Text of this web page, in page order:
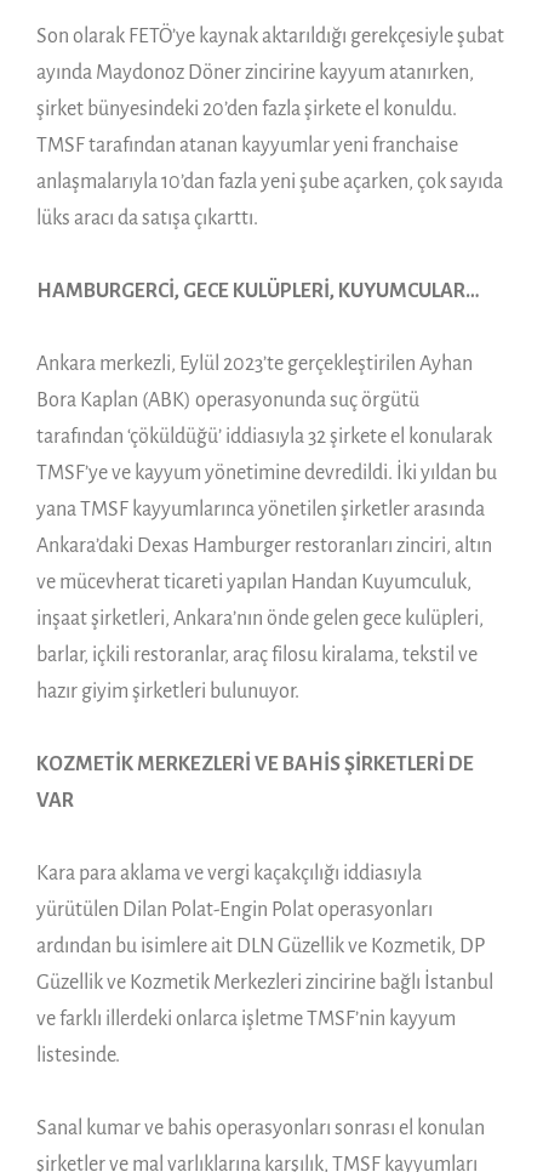
Son olarak FETÖ’ye kaynak aktarıldığı gerekçesiyle şubat
ayında Maydonoz Döner zincirine kayyum atanırken,
şirket bünyesindeki 20’den fazla şirkete el konuldu.
TMSF tarafından atanan kayyumlar yeni franchaise
anlaşmalarıyla 10’dan fazla yeni şube açarken, çok sayıda
lüks aracı da satışa çıkarttı.
HAMBURGERCİ, GECE KULÜPLERİ, KUYUMCULAR…
Ankara merkezli, Eylül 2023’te gerçekleştirilen Ayhan
Bora Kaplan (ABK) operasyonunda suç örgütü
tarafından ‘çöküldüğü’ iddiasıyla 32 şirkete el konularak
TMSF’ye ve kayyum yönetimine devredildi. İki yıldan bu
yana TMSF kayyumlarınca yönetilen şirketler arasında
Ankara’daki Dexas Hamburger restoranları zinciri, altın
ve mücevherat ticareti yapılan Handan Kuyumculuk,
inşaat şirketleri, Ankara’nın önde gelen gece kulüpleri,
barlar, içkili restoranlar, araç filosu kiralama, tekstil ve
hazır giyim şirketleri bulunuyor.
KOZMETİK MERKEZLERİ VE BAHİS ŞİRKETLERİ DE
VAR
Kara para aklama ve vergi kaçakçılığı iddiasıyla
yürütülen Dilan Polat-Engin Polat operasyonları
ardından bu isimlere ait DLN Güzellik ve Kozmetik, DP
Güzellik ve Kozmetik Merkezleri zincirine bağlı İstanbul
ve farklı illerdeki onlarca işletme TMSF’nin kayyum
listesinde.
Sanal kumar ve bahis operasyonları sonrası el konulan
şirketler ve mal varlıklarına karşılık, TMSF kayyumları